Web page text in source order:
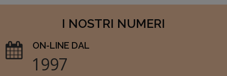
I NOSTRI NUMERI
ON-LINE DAL
1997